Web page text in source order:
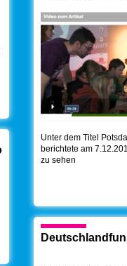
Unter dem Titel
berichtete am
zu sehen